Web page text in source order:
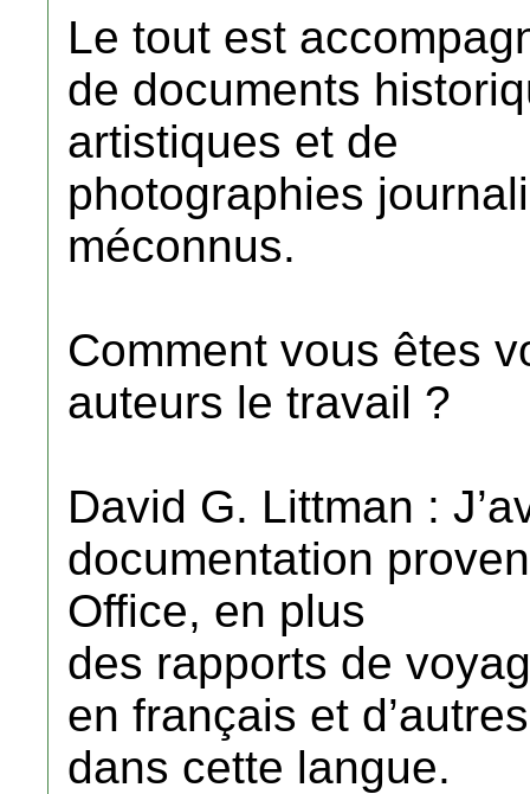
Le tout est
de documents
artistiques et de
photographies
méconnus.
Comment vous êtes
auteurs le travail ?
David G. Littman :
documentation
Office, en plus
des rapports de
en français et
dans cette langue.